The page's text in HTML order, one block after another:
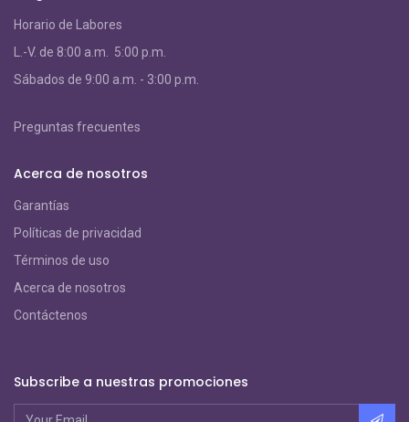
Horario de Labores
L.-V. de 8:00 a.m. 5:00 p.m.
Sábados de 9:00 a.m. - 3:00 p.m.
Preguntas frecuentes
Acerca de nosotros
Garantías
Políticas de privacidad
Términos de uso
Acerca de nosotros
Contáctenos
Subscribe a nuestras promociones